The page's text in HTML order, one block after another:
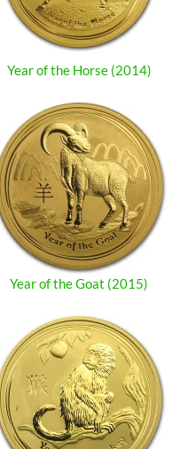
Year of the Horse (2014)
Year of the Goat (2015)